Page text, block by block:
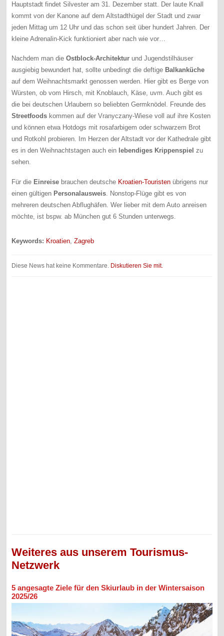
Hauptstadt findet Silvester am 31. Dezember statt. Der laute Knall
kommt von der Kanone auf dem Altstadthügel der Stadt und zwar
jeden Mittag um 12 Uhr und das schon seit über hundert Jahren. Der
kleine Adrenalin-Kick funktioniert aber nach wie vor…
Nachdem man dieOstblock-Architektur und Jugendstilhäuser
ausgiebig bewundert hat, sollte unbedingt die deftige Balkanküche
auf dem Weihnachtsmarkt genossen werden. Hier gibt es Berge von
Würsten, ob vom Hirsch, mit Knoblauch, Käse, uvm. Auch gibt es
die bei deutschen Urlaubern so beliebten Germknödel. Freunde des
Streetfoods kommen auf der Vranyczany-Wiese voll auf ihre Kosten
und können etwa Hotdogs mit rosafarbigem oder schwarzem Brot
und Rotkohl probieren. Im Herzen der Altstadt vor der Kathedrale gibt
es in den Weihnachtstagen auch ein lebendiges Krippenspiel zu
sehen.
Für die Einreise brauchen deutsche Kroatien-Touristen übrigens nur
einen gültigen Personalausweis . Nonstop-Flüge gibt es von
mehreren deutschen Abflughäfen. Wer lieber mit dem Auto anreisen
möchte, ist bspw. ab München gut 6 Stunden unterwegs.
Keywords: Kroatien ,Zagreb
Diese News hat keine Kommentare. Diskutieren Sie mit.
Weiteres aus unserem Tourismus-
Netzwerk
5 angesagte Ziele für den Skiurlaub in der Wintersaison
2025/26